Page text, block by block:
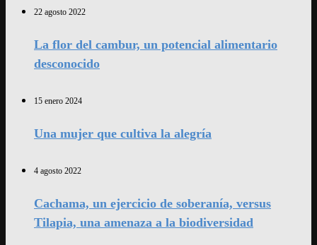
22 agosto 2022
La flor del cambur, un potencial alimentario
desconocido
15 enero 2024
Una mujer que cultiva la alegría
4 agosto 2022
Cachama, un ejercicio de soberanía, versus
Tilapia, una amenaza a la biodiversidad